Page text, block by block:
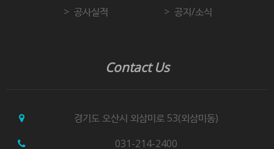
공사실적
공지/소식
Contact Us
경기도 오산시 외삼미로 53(외삼미동)
031-214-2400